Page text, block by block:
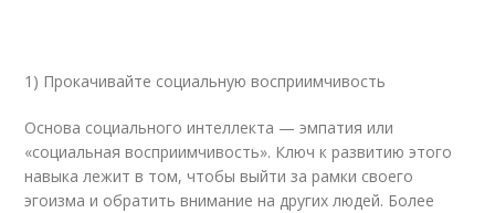
1) Прокачивайте социальную восприимчивость
Основа социального интеллекта — эмпатия или
«социальная восприимчивость». Ключ к развитию этого
навыка лежит в том, чтобы выйти за рамки своего
эгоизма и обратить внимание на других людей. Более